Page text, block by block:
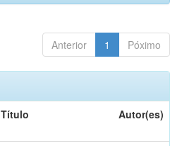
Anterior 1 Póximo
Título Autor(es)